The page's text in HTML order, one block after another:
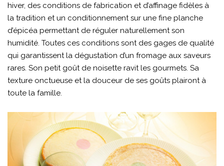
hiver, des conditions de fabrication et d’affinage fidèles à
la tradition et un conditionnement sur une fine planche
d’épicéa permettant de réguler naturellement son
humidité. Toutes ces conditions sont des gages de qualité
qui garantissent la dégustation d’un fromage aux saveurs
rares. Son petit goût de noisette ravit les gourmets. Sa
texture onctueuse et la douceur de ses goûts plairont à
toute la famille.